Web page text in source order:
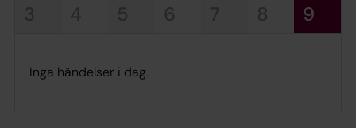
4 6 8 9
Inga händelser i dag.